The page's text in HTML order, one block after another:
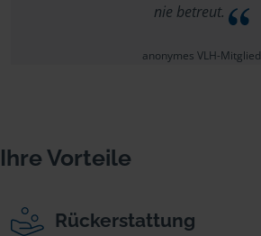
nie betreut.
anonymes VLH-Mitglied
Ihre Vorteile
Rückerstattung